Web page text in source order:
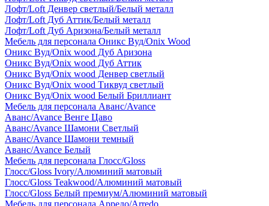
Лофт/Loft Денвер светлый/Белый металл
Лофт/Loft Дуб Аттик/Белый металл
Лофт/Loft Дуб Аризона/Белый металл
Мебель для персонала Оникс Вуд/Onix Wood
Оникс Вуд/Onix wood Дуб Аризона
Оникс Вуд/Onix wood Дуб Аттик
Оникс Вуд/Onix wood Денвер светлый
Оникс Вуд/Onix wood Тиквуд светлый
Оникс Вуд/Onix wood Белый Бриллиант
Мебель для персонала Аванс/Avance
Аванс/Avance Венге Цаво
Аванс/Avance Шамони Светлый
Аванс/Avance Шамони темный
Аванс/Avance Белый
Мебель для персонала Глосс/Gloss
Глосс/Gloss Ivory/Алюминий матовый
Глосс/Gloss Teakwood/Алюминий матовый
Глосс/Gloss Белый премиум/Алюминий матовый
Мебель для персонала Арредо/Arredo